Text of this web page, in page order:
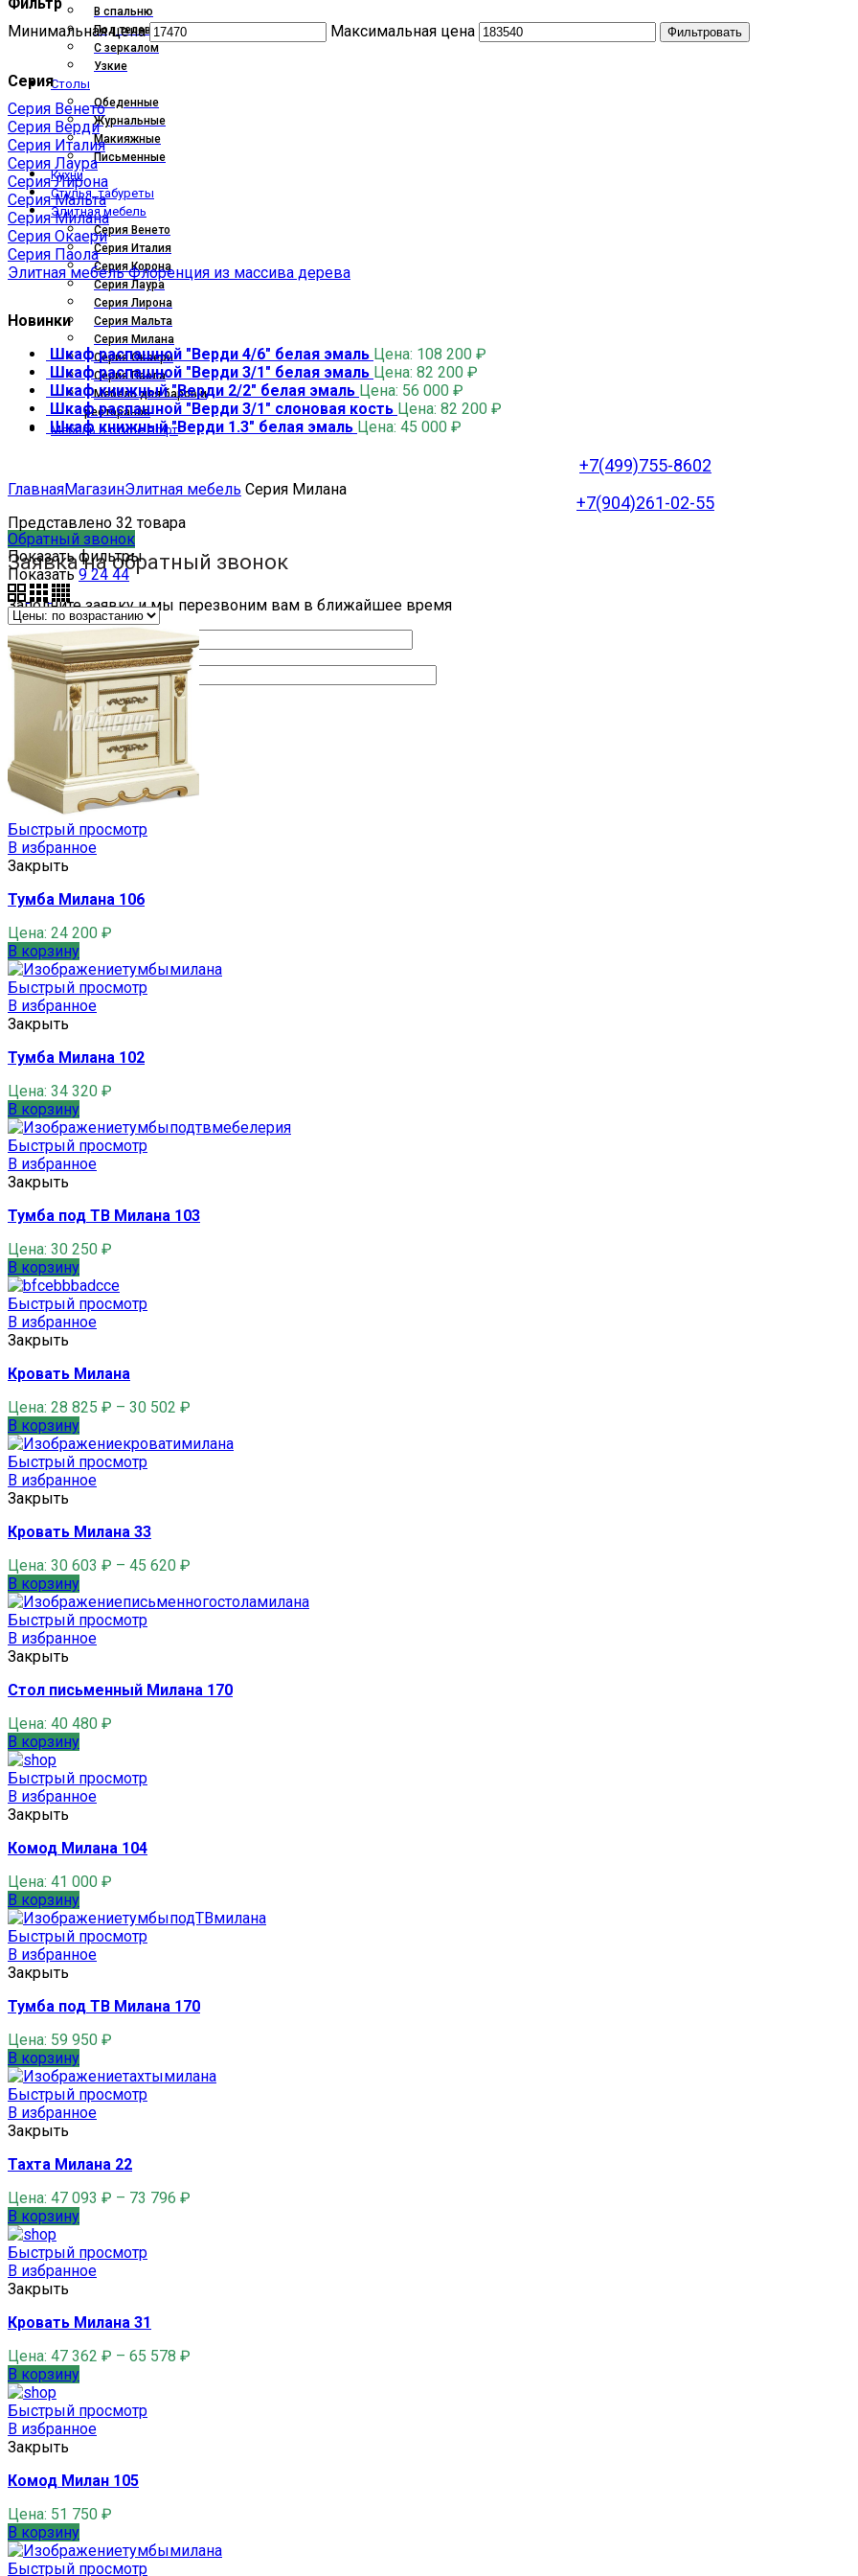
В спальню
Под телевизор
С зеркалом
Узкие
Столы
Обеденные
Журнальные
Макияжные
Письменные
Кухни
Стулья, табуреты
Элитная мебель
Серия Венето
Серия Италия
Серия Корона
Серия Лаура
Серия Лирона
Серия Мальта
Серия Милана
Серия Окаери
Серия Паола
Мебель для баров и
ресторанов
Мебель в стиле Лофт
+7(499)755-8602
+7(904)261-02-55
Обратный звонок
Заявка на обратный звонок
Заполните заявку и мы перезвоним вам в ближайшее время
Ваше имя
Ваш телефон
Минимальная цена
Максимальная цена Фильтровать
Серия
Серия Венето
Серия Верди
Серия Италия
Серия Лаура
Серия Лирона
Серия Мальта
Серия Милана
Серия Окаери
Серия Паола
Элитная мебель Флоренция из массива дерева
Новинки
Шкаф распашной "Верди 4/6" белая эмаль Цена: 108 200 ₽
Шкаф распашной "Верди 3/1" белая эмаль Цена: 82 200 ₽
Шкаф книжный "Верди 2/2" белая эмаль Цена: 56 000 ₽
Шкаф распашной "Верди 3/1" слоновая кость Цена: 82 200 ₽
Шкаф книжный "Верди 1.3" белая эмаль Цена: 45 000 ₽
ГлавнаяМагазинЭлитная мебель Серия Милана
Представлено 32 товара
Показать фильтры
Показать 9 24 44
Быстрый просмотр
В избранное
Закрыть
Тумба Милана 106
Цена: 24 200 ₽
В корзину
Быстрый просмотр
В избранное
Закрыть
Тумба Милана 102
Цена: 34 320 ₽
В корзину
Быстрый просмотр
В избранное
Закрыть
Тумба под ТВ Милана 103
Цена: 30 250 ₽
В корзину
Быстрый просмотр
В избранное
Закрыть
Кровать Милана
Цена: 28 825 ₽ – 30 502 ₽
В корзину
Быстрый просмотр
В избранное
Закрыть
Кровать Милана 33
Цена: 30 603 ₽ – 45 620 ₽
В корзину
Быстрый просмотр
В избранное
Закрыть
Стол письменный Милана 170
Цена: 40 480 ₽
В корзину
Быстрый просмотр
В избранное
Закрыть
Комод Милана 104
Цена: 41 000 ₽
В корзину
Быстрый просмотр
В избранное
Закрыть
Тумба под ТВ Милана 170
Цена: 59 950 ₽
В корзину
Быстрый просмотр
В избранное
Закрыть
Тахта Милана 22
Цена: 47 093 ₽ – 73 796 ₽
В корзину
Быстрый просмотр
В избранное
Закрыть
Кровать Милана 31
Цена: 47 362 ₽ – 65 578 ₽
В корзину
Быстрый просмотр
В избранное
Закрыть
Комод Милан 105
Цена: 51 750 ₽
В корзину
Быстрый просмотр